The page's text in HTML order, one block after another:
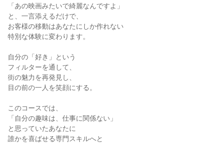
「あの映画みたいで綺麗なんですよ」
と、一言添えるだけで、
お客様の移動はあなたにしか作れない
特別な体験に変わります。
自分の「好き」という
フィルターを通して、
街の魅力を再発見し、
目の前の一人を笑顔にする。
このコースでは、
「自分の趣味は、仕事に関係ない」
と思っていたあなたに
誰かを喜ばせる専門スキルへと